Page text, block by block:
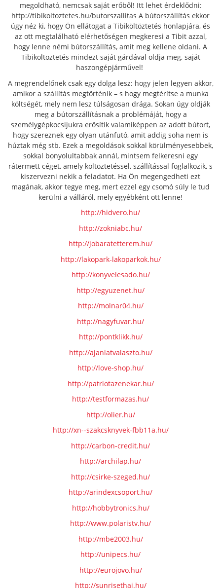
megoldható, nemcsak saját erőből! Itt lehet érdeklődni:
http://tibikoltoztetes.hu/butorszallitas A bútorszállítás ekkor
úgy néz ki, hogy Ön ellátogat a Tibiköltöztetés honlapjára, és
az ott megtalálható elérhetőségen megkeresi a Tibit azzal,
hogy lenne némi bútorszállítás, amit meg kellene oldani. A
Tibiköltöztetés mindezt saját gárdával oldja meg, saját
haszongépjárművel!
A megrendelőnek csak egy dolga lesz: hogy jelen legyen akkor,
amikor a szállítás megtörténik – s hogy megtérítse a munka
költségét, mely nem lesz túlságosan drága. Sokan úgy oldják
meg a bútorszállításnak a problémáját, hogy a
személygépkocsijukra erősítik valamiképpen az adott bútort,
hogy szereznek egy olyan utánfutó, amit addig soha nem is
húztak még stb. Ezek a megoldások sokkal körülményesebbek,
sokkal bonyolultabbak annál, mintsem felkeresni egy
rátermett céget, amely költöztetéssel, szállítással foglalkozik, s
kiszervezni nekik a feladatot. Ha Ön megengedheti ezt
magának, akkor tegye meg, mert ezzel egy csomó súly le tud
kerülni a válláról, mely egyébként ott lenne!
http://hidvero.hu/
http://zokniabc.hu/
http://jobaratetterem.hu/
http://lakopark-lakoparkok.hu/
http://konyvelesado.hu/
http://egyuzenet.hu/
http://molnar04.hu/
http://nagyfuvar.hu/
http://pontklikk.hu/
http://ajanlatvalaszto.hu/
http://love-shop.hu/
http://patriotazenekar.hu/
http://testformazas.hu/
http://olier.hu/
http://xn--szakcsknyvek-fbb11a.hu/
http://carbon-credit.hu/
http://archilap.hu/
http://csirke-szeged.hu/
http://arindexcsoport.hu/
http://hobbytronics.hu/
http://www.polaristv.hu/
http://mbe2003.hu/
http://unipecs.hu/
http://eurojovo.hu/
http://sunrisethai.hu/